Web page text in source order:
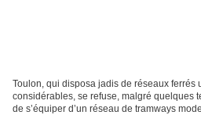
Toulon, qui disposa jadis de réseaux ferrés
considérables, se refuse, malgré quelques
de s’équiper d’un réseau de tramways